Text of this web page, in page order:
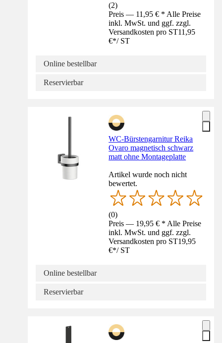
(2)
Preis — 11,95 € * Alle Preise
inkl. MwSt. und ggf. zzgl.
Versandkosten pro ST11,95
€*/ ST
Online bestellbar
Reservierbar
WC-Bürstengarnitur Reika
Ovaro magnetisch schwarz
matt ohne Montageplatte
Artikel wurde noch nicht
bewertet.
(0)
Preis — 19,95 € * Alle Preise
inkl. MwSt. und ggf. zzgl.
Versandkosten pro ST19,95
€*/ ST
Online bestellbar
Reservierbar